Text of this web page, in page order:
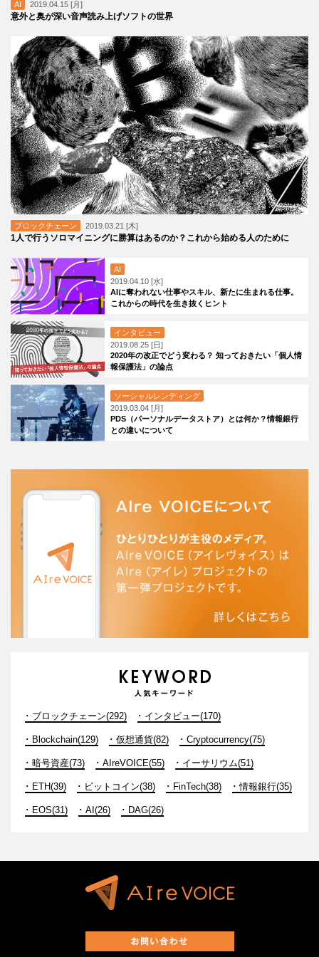
AI 2019.04.15 [月]
意外と奥が深い音声読み上げソフトの世界
ブロックチェーン 2019.03.21 [木]
1人で行うソロマイニングに勝算はあるのか？これから始める人のために
AI
2019.04.10 [水]
AIに奪われない仕事やスキル、新たに生まれる仕事。
これからの時代を生き抜くヒント
インタビュー
2019.08.25 [日]
2020年の改正でどう変わる？ 知っておきたい「個人情
報保護法」の論点
ソーシャルレンディング
2019.03.04 [月]
PDS（パーソナルデータストア）とは何か？情報銀行
との違いについて
ブロックチェーン(292) インタビュー(170)
Blockchain(129) 仮想通貨(82) Cryptocurrency(75)
暗号資産(73) AIreVOICE(55) イーサリウム(51)
ETH(39) ビットコイン(38) FinTech(38) 情報銀行(35)
EOS(31) AI(26) DAG(26)